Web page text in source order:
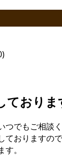
ておりま
つでもご相談
ておりますの
。